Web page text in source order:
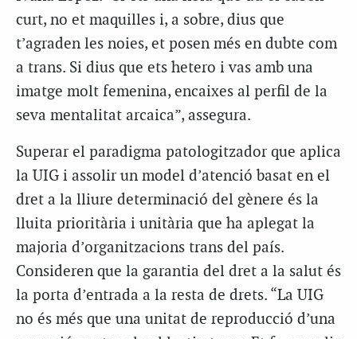
curt, no et maquilles i, a sobre, dius que
t’agraden les noies, et posen més en dubte com
a trans. Si dius que ets hetero i vas amb una
imatge molt femenina, encaixes al perfil de la
seva mentalitat arcaica”, assegura.
Superar el paradigma patologitzador que aplica
la UIG i assolir un model d’atenció basat en el
dret a la lliure determinació del gènere és la
lluita prioritària i unitària que ha aplegat la
majoria d’organitzacions trans del país.
Consideren que la garantia del dret a la salut és
la porta d’entrada a la resta de drets. “La UIG
no és més que una unitat de reproducció d’una